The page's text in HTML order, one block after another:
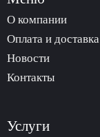
О компании
Оплата и доставка
Новости
Контакты
Услуги